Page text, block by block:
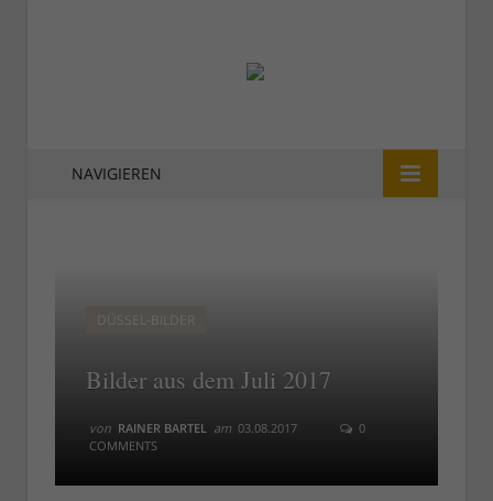
NAVIGIEREN
DÜSSEL-BILDER
Bilder aus dem Juli 2017
von RAINER BARTEL am 03.08.2017
0
COMMENTS